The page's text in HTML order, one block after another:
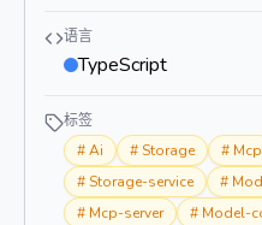
语言
TypeScript
标签
#Ai #Storage # Mcp
#Storage-service #
# Mcp-server # Model-